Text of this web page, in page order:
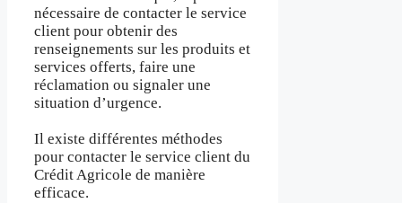
nécessaire de contacter le service
client pour obtenir des
renseignements sur les produits et
services offerts, faire une
réclamation ou signaler une
situation d’urgence.
Il existe différentes méthodes
pour contacter le service client du
Crédit Agricole de manière
efficace.